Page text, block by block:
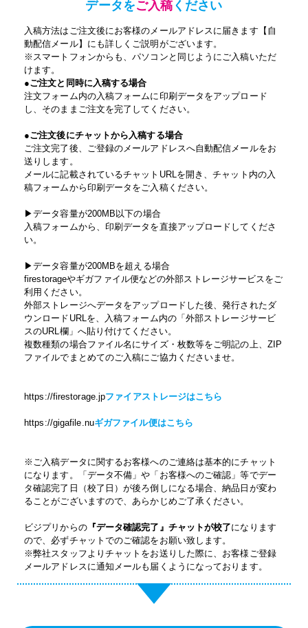
データをご入稿 ください
入稿方法はご注文後にお客様のメールアドレスに届きます【自
動配信メール】にも詳しくご説明がございます。
※スマートフォンからも、パソコンと同じようにご入稿いただ
けます。
●ご注文と同時に入稿する場合
注文フォーム内の入稿フォームに印刷データをアップロード
し、そのままご注文を完了してください。
●ご注文後にチャットから入稿する場合
ご注文完了後、ご登録のメールアドレスへ自動配信メールをお
送りします。
メールに記載されているチャットURLを開き、チャット内の入
稿フォームから印刷データをご入稿ください。
▶データ容量が200MB以下の場合
入稿フォームから、印刷データを直接アップロードしてくださ
い。
▶データ容量が200MBを超える場合
firestorageやギガファイル便などの外部ストレージサービスをご
利用ください。
外部ストレージへデータをアップロードした後、発行されたダ
ウンロードURLを、入稿フォーム内の「外部ストレージサービ
スのURL欄」へ貼り付けてください。
複数種類の場合ファイル名にサイズ・枚数等をご明記の上、ZIP
ファイルでまとめてのご入稿にご協力くださいませ。
https://firestorage.jpファイアストレージはこちら
https://gigafile.nuギガファイル便はこちら
※ご入稿データに関するお客様へのご連絡は基本的にチャット
になります。「データ不備」や「お客様へのご確認」等でデー
タ確認完了日（校了日）が後ろ倒しになる場合、納品日が変わ
ることがございますので、あらかじめご了承ください。
ビジプリからの『データ確認完了』チャットが校了になります
ので、必ずチャットでのご確認をお願い致します。
※弊社スタッフよりチャットをお送りした際に、お客様ご登録
メールアドレスに通知メールも届くようになっております。